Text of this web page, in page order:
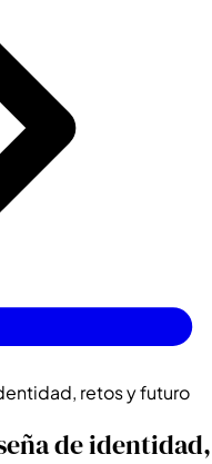
retos y futuro
de identidad,